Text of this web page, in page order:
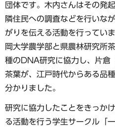
団体です。木内さんはその発
隣住民への調査などを行いな
がりを伝える活動を行ってい
岡大学農学部と県農林研究所
種のDNA研究に協力し、片倉
茶葉が、江戸時代からある品
分かりました。
研究に協力したことをきっか
る活動を行う学生サークル「